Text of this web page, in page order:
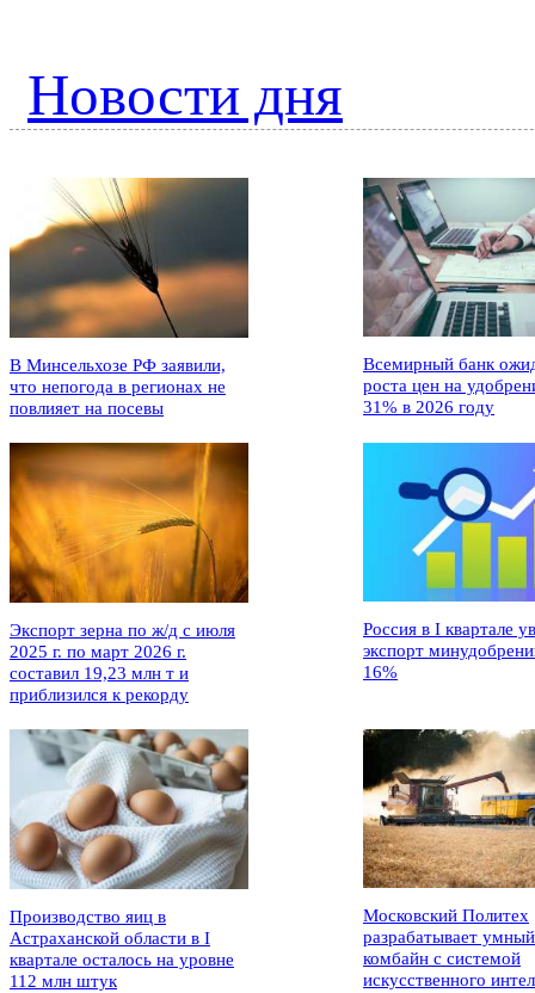
Новости дня
В Минсельхозе РФ заявили,
что непогода в регионах не
повлияет на посевы
Всемирный банк
роста цен на
31% в 2026 году
Экспорт зерна по ж/д с июля
2025 г. по март 2026 г.
составил 19,23 млн т и
приблизился к рекорду
Россия в I квартале
экспорт
16%
Производство яиц в
Астраханской области в I
квартале осталось на уровне
112 млн штук
Московский Политех
разрабатывает умный
комбайн с системой
искусственного